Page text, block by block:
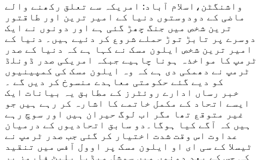
واشنگٹن،اسلام آباد: امریکہ سے تعلق رکھنے والے
ماضی کے دودوستوں دنیا کے امیر ترین اور طاقتور
ترین شخص میں جنگ چھڑ گئی ہے اور دونوں نے ایک
دوسرے پر تابڑ توڑ حملے شروع کر دئیے ہیں۔ دنیا کے
امیر ترین شخص ایلون مسک نے کہا ہے کہ دنیا کے صدر
ٹرمپ کا مواخذہ ہونا چاہیے جبکہ امریکی صدر ڈونلڈ
ٹرمپ نے دھمکی دی ہے کہ وہ ایلون مسک کی کمپینیوں
کو دیے گئے حکومتی معاہدے منسوخ کر دیں گے ۔
خبر رساں ادارے روئٹرز کے مطابق یہ بیانات ایک
ایسے اتحاد کے مکمل خاتمے کا اشارہ کر رہے ہیں جو
غیر متوقع تھا مگر اب لوگ حیران ہیں اور سوچ رہے
ہیں کہ آگے کیا ہوگا۔دو سابق اتحادیوں کے درمیان
عداوت اس وقت شدت اختیار کر گئی جب صدر ٹرمپ نے
ٹیسلا کے سی ای او ایلون مسک پر اوول آفس میں تنقید
کی جس کے بعد دونوں میں سوشل میڈیا پلیٹ فارمز پر